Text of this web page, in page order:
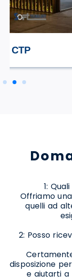
STILE TV
1:
Offriamo
quelli ad
2: Posso
disposizione
e aiutarti a